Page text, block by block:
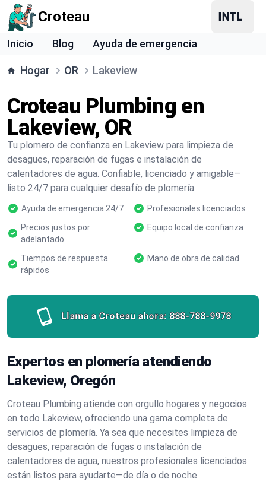
Croteau
Inicio Blog Ayuda de emergencia
Hogar OR Lakeview
Croteau Plumbing en
Lakeview, OR
Tu plomero de confianza en Lakeview para limpieza de
desagües, reparación de fugas e instalación de
calentadores de agua. Confiable, licenciado y amigable—
listo 24/7 para cualquier desafío de plomería.
Ayuda de emergencia 24/7
Profesionales licenciados
Precios justos por
adelantado
Equipo local de confianza
Tiempos de respuesta
rápidos
Mano de obra de calidad
Llama a Croteau ahora: 888-788-9978
Expertos en plomería atendiendo
Lakeview, Oregón
Croteau Plumbing atiende con orgullo hogares y negocios
en todo Lakeview, ofreciendo una gama completa de
servicios de plomería. Ya sea que necesites limpieza de
desagües, reparación de fugas o instalación de
calentadores de agua, nuestros profesionales licenciados
están listos para ayudarte—de día o de noche.